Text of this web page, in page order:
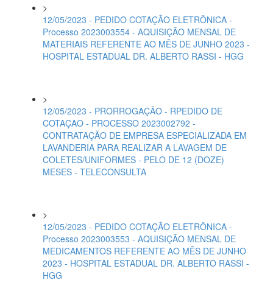
>
12/05/2023 - PEDIDO COTAÇÃO ELETRÔNICA -
Processo 2023003554 - AQUISIÇÃO MENSAL DE
MATERIAIS REFERENTE AO MÊS DE JUNHO 2023 -
HOSPITAL ESTADUAL DR. ALBERTO RASSI - HGG
>
12/05/2023 - PRORROGAÇÃO - RPEDIDO DE
COTAÇAO - PROCESSO 2023002792 -
CONTRATAÇÃO DE EMPRESA ESPECIALIZADA EM
LAVANDERIA PARA REALIZAR A LAVAGEM DE
COLETES/UNIFORMES - PELO DE 12 (DOZE)
MESES - TELECONSULTA
>
12/05/2023 - PEDIDO COTAÇÃO ELETRÔNICA -
Processo 2023003553 - AQUISIÇÃO MENSAL DE
MEDICAMENTOS REFERENTE AO MÊS DE JUNHO
2023 - HOSPITAL ESTADUAL DR. ALBERTO RASSI -
HGG